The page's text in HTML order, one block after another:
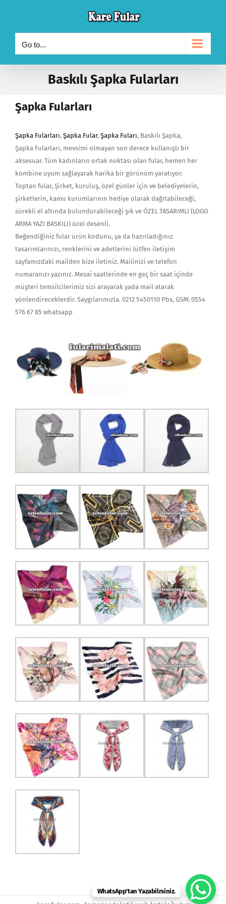
content
Go to...
Baskılı Şapka Fularları
Şapka Fularları
Şapka Fularları, Şapka Fular, Şapka Fuları, Baskılı Şapka,
Şapka Fularları, mevsimi olmayan son derece kullanışlı bir
aksesuar. Tüm kadınların ortak noktası olan fular, hemen her
kombine uyum sağlayarak harika bir görünüm yaratıyor.
Toptan fular, Şirket, kuruluş, özel günler için ve belediyelerin,
şirketlerin, kamu kurumlarının hediye olarak dağıtabileceği,
sürekli el altında bulundurabileceği şık ve ÖZEL TASARIMLI (LOGO
ARMA YAZI BASKILI) özel desenli.
Beğendiğiniz fular ürün kodunu, ya da hazırladığınız
tasarımlarınızı, renklerini ve adetlerini lütfen iletişim
sayfamızdaki mailden bize iletiniz. Mailinizi ve telefon
numaranızı yazınız. Mesai saatlerinde en geç bir saat içinde
müşteri temsilcilerimiz sizi arayarak yada mail atarak
yönlendireceklerdir. Saygılarımızla. 0212 5450110 Pbx, GSM: 0554
576 67 85 whatsapp
WhatsApp'tan Yazabilrsiniz.